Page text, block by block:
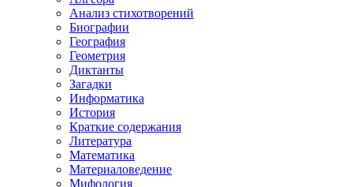
Анализ стихотворений
Биографии
География
Геометрия
Диктанты
Загадки
Информатика
История
Краткие содержания
Литература
Математика
Материаловедение
Мифология